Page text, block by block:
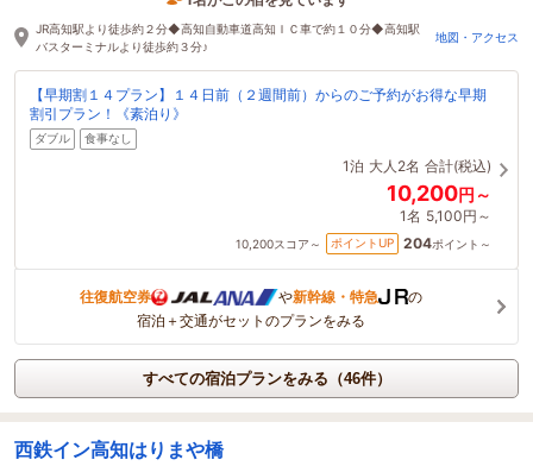
1時間前に予約されました
JR高知駅より徒歩約２分◆高知自動車道高知ＩＣ車で約１０分◆高知駅
バスターミナルより徒歩約３分♪
地図・アクセス
【早期割１４プラン】１４日前（２週間前）からのご予約がお得な早期
割引プラン！《素泊り》
ダブル 食事なし
1泊 大人2名 合計(税込)
10,200円～
1名 5,100円～
10,200スコア～ ポイントUP 204ポイント～
往復航空券 や新幹線・特急
の
宿泊＋交通がセットのプランをみる
すべての宿泊プランをみる（46件）
西鉄イン高知はりまや橋